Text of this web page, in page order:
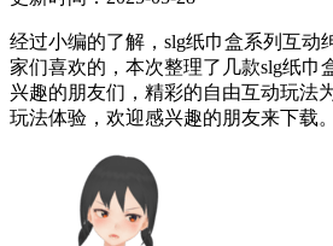
经过小编的了解，slg纸巾盒系列互动
家们喜欢的，本次整理了几款slg纸巾
兴趣的朋友们，精彩的自由互动玩法
玩法体验，欢迎感兴趣的朋友来下载。